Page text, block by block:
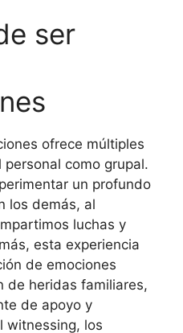
ser
ofrece múltiples
como grupal.
un profundo
los demás, al
luchas y
esta experiencia
de emociones
de heridas familiares,
de apoyo y
witnessing, los